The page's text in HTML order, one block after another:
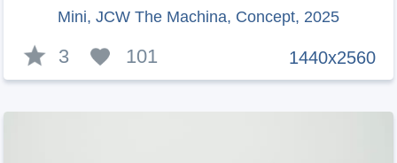
Mini, JCW The Machina, Concept, 2025
1440x2560
3 101